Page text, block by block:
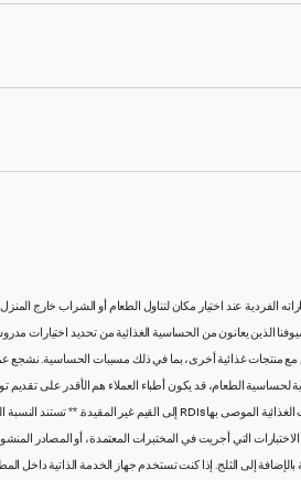
الفردية عند اختيار مكان لتناول الطعام أو الشراب خارج
الذين يعانون من الحساسية الغذائية من تحديد اختيارات
منتجات غذائية أخرى، بما في ذلك مسببات الحساسية. نشجع
الطعام، قد يكون أطباء العملاء هم الأقدر على تقديم
من الاختبارات التي أجريت في المختبرات المعتمدة، أو المصادر
إلى الثلج. إذا كنت تستخدم جهاز الخدمة الذاتية داخل